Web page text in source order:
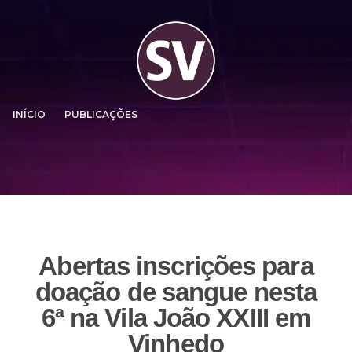
INÍCIO PUBLICAÇÕES
Abertas inscrições para
doação de sangue nesta
6ª na Vila João XXIII em
Vinhedo